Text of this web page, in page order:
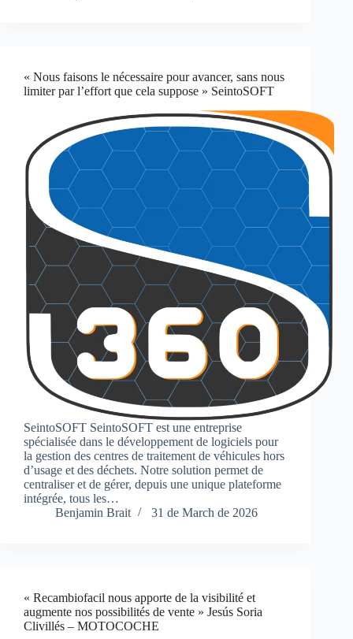
« Nous faisons le nécessaire pour avancer, sans nous
limiter par l’effort que cela suppose » SeintoSOFT
SeintoSOFT SeintoSOFT est une entreprise
spécialisée dans le développement de logiciels pour
la gestion des centres de traitement de véhicules hors
d’usage et des déchets. Notre solution permet de
centraliser et de gérer, depuis une unique plateforme
intégrée, tous les…
Benjamin Brait
31 de March de 2026
« Recambiofacil nous apporte de la visibilité et
augmente nos possibilités de vente » Jesús Soria
Clivillés – MOTOCOCHE